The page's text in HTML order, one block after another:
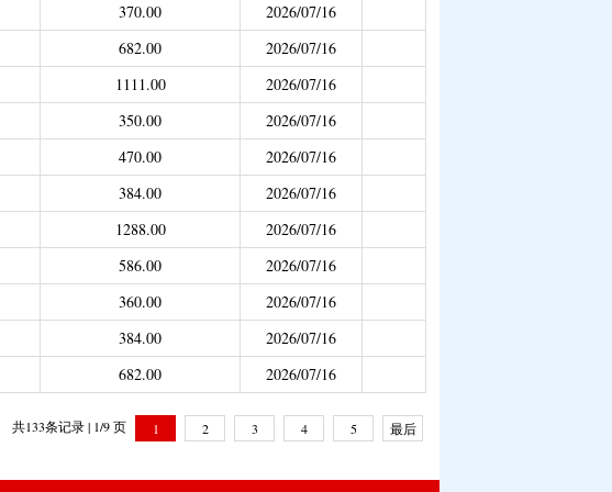
370.00
2026/07/16
682.00
2026/07/16
1111.00
2026/07/16
350.00
2026/07/16
470.00
2026/07/16
384.00
2026/07/16
1288.00
2026/07/16
586.00
2026/07/16
360.00
2026/07/16
384.00
2026/07/16
682.00 2026/07/16
共133条记录 | 1/9 页 1 2 3 4 5
最后